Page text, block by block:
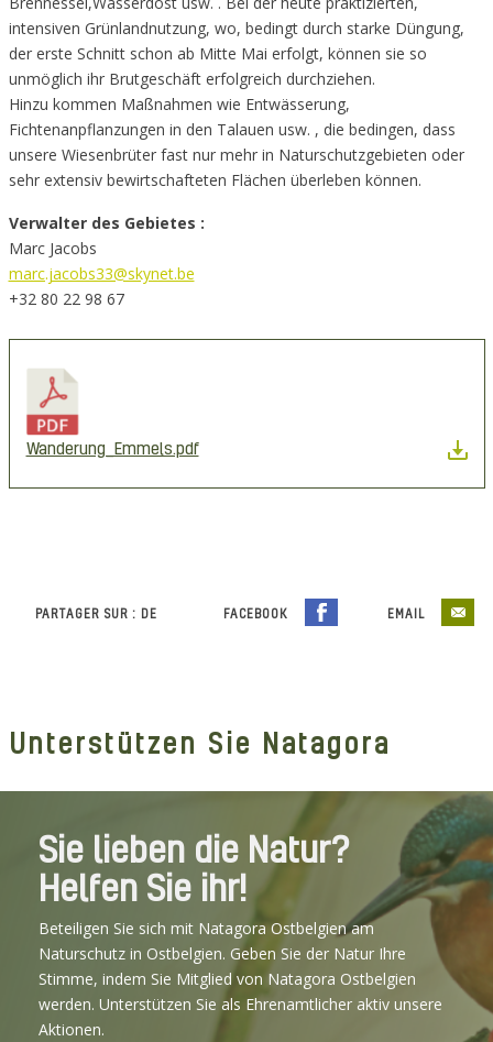
intensiven Grünlandnutzung, wo, bedingt durch starke Düngung,
der erste Schnitt schon ab Mitte Mai erfolgt, können sie so
unmöglich ihr Brutgeschäft erfolgreich durchziehen.
Hinzu kommen Maßnahmen wie Entwässerung,
Fichtenanpflanzungen in den Talauen usw. , die bedingen, dass
unsere Wiesenbrüter fast nur mehr in Naturschutzgebieten oder
sehr extensiv bewirtschafteten Flächen überleben können.
Verwalter des Gebietes :
Marc Jacobs
marc.jacobs33@skynet.be
+32 80 22 98 67
Wanderung_Emmels.pdf
PARTAGER SUR : DE FACEBOOK EMAIL
Unterstützen Sie Natagora
Sie lieben die Natur?
Helfen Sie ihr!
Beteiligen Sie sich mit Natagora Ostbelgien am
Naturschutz in Ostbelgien. Geben Sie der Natur Ihre
Stimme, indem Sie Mitglied von Natagora Ostbelgien
werden. Unterstützen Sie als Ehrenamtlicher aktiv unsere
Aktionen.